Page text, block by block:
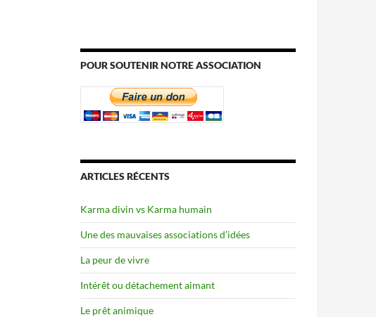
POUR SOUTENIR NOTRE ASSOCIATION
ARTICLES RÉCENTS
Karma divin vs Karma humain
Une des mauvaises associations d’idées
La peur de vivre
Intérêt ou détachement aimant
Le prêt animique